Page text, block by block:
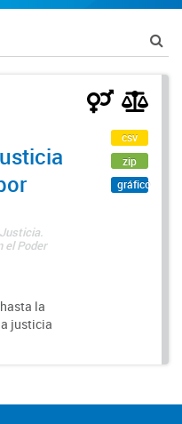
el Poder
la
justicia
csv
zip
gráfico